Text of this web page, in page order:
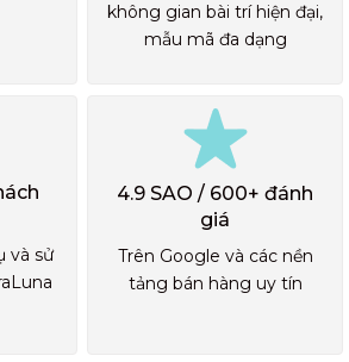
không gian bài trí hiện đại,
mẫu mã đa dạng
và sử
4.9 SAO / 600+ đánh
giá
Trên Google và các nền
tảng bán hàng uy tín